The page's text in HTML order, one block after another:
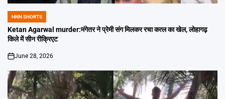
POSTED
IN
HNN SHORTS
Ketan Agarwal murder:मंगेतर ने प्रेमी संग मिलकर रचा कत्ल का खेल, लोहागढ़
किले में सीन रीक्रिएट
on
June 28, 2026